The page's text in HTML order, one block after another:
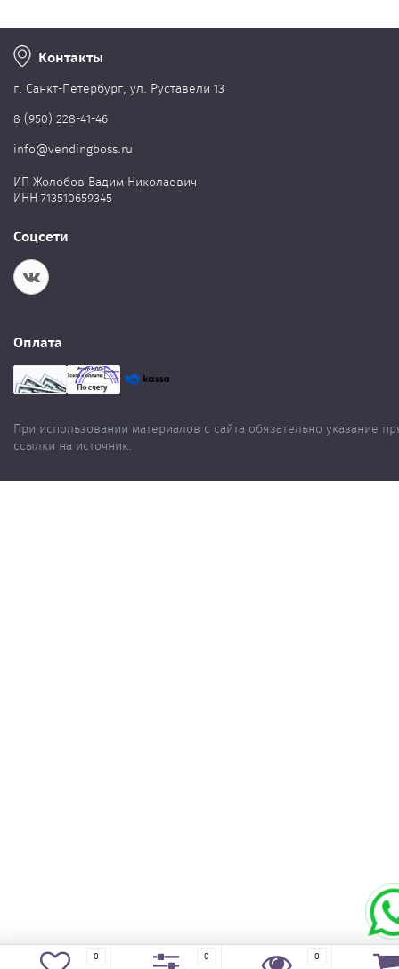
Контакты
г. Cанкт-Петербург, ул. Руставели 13
8 (950) 228-41-46
info@vendingboss.ru
ИП Жолобов Вадим Николаевич
ИНН 713510659345
Соцсети
Оплата
При использовании материалов с сайта обязательно указание
ссылки на источник.
0 0 0